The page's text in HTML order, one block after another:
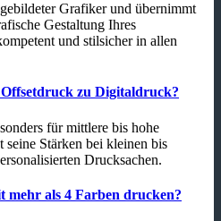
Grafiker und übernimmt
Gestaltung Ihres
und stilsicher in allen
zu Digitaldruck?
für mittlere bis hohe
Stärken bei kleinen bis
Drucksachen.
als 4 Farben drucken?